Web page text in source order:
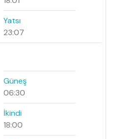
Yatsı
23:07
Güneş
06:30
İkindi
18:00